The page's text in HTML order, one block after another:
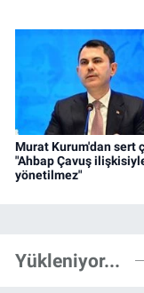
Murat Kurum'dan sert
"Ahbap Çavuş
yönetilmez"
Yükleniyor...